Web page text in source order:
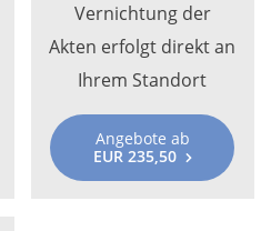
Vernichtung der
Akten erfolgt direkt an
Ihrem Standort
Angebote ab
EUR 235,50